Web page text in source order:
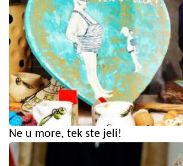
Ne u more, tek ste jeli!